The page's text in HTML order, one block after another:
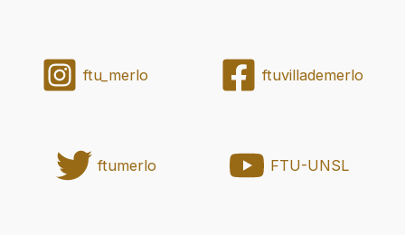
ftu_merlo ftuvillademerlo
ftumerlo FTU-UNSL